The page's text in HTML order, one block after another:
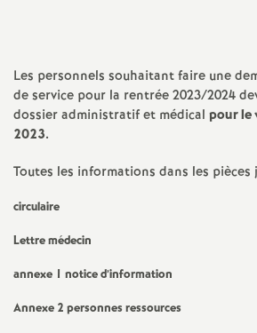
Les personnels souhaitant faire une
de service pour la rentrée 2023/2024
dossier administratif et médical pour le
2023.
Toutes les informations dans les pièces
circulaire
Lettre médecin
annexe 1 notice d’information
Annexe 2 personnes ressources